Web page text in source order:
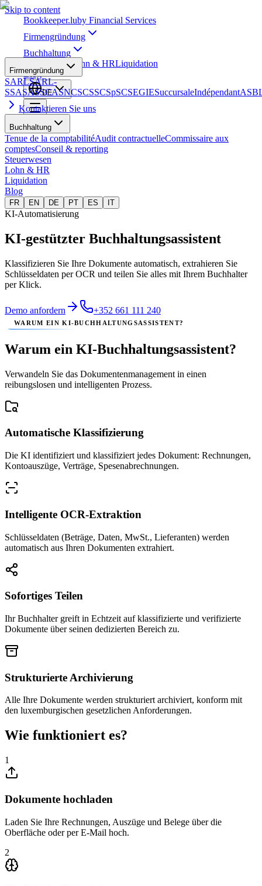
Skip to content
Bookkeeper.luby Financial Services
Firmengründung
Buchhaltung
Steuerwesen Lohn & HRLiquidation
Blog
DE
Firmengründung
SARLSARL-
SSASASSCASNCSCSSCSpSCSEGIESuccursaleIndépendant
Kontaktieren Sie uns
Buchhaltung
Tenue de la comptabilitéAudit contractuelleCommissaire aux
comptesConseil & reporting
Steuerwesen
Lohn & HR
Liquidation
Blog
FR EN DE PT ES IT
KI-Automatisierung
KI-gestützter Buchhaltungsassistent
Klassifizieren Sie Ihre Dokumente automatisch, extrahieren Sie
Schlüsseldaten per OCR und teilen Sie alles mit Ihrem Buchhalter
per Klick.
Demo anfordern +352 661 111 240
WARUM EIN KI-BUCHHALTUNGSASSISTENT?
Warum ein KI-Buchhaltungsassistent?
Verwandeln Sie das Dokumentenmanagement in einen
reibungslosen und intelligenten Prozess.
Automatische Klassifizierung
Die KI identifiziert und klassifiziert jedes Dokument: Rechnungen,
Kontoauszüge, Verträge, Spesenabrechnungen.
Intelligente OCR-Extraktion
Schlüsseldaten (Beträge, Daten, MwSt., Lieferanten) werden
automatisch aus Ihren Dokumenten extrahiert.
Sofortiges Teilen
Ihr Buchhalter greift in Echtzeit auf klassifizierte und verifizierte
Dokumente über seinen dedizierten Bereich zu.
Strukturierte Archivierung
Alle Ihre Dokumente werden strukturiert archiviert, konform mit
den luxemburgischen gesetzlichen Anforderungen.
Wie funktioniert es?
1
Dokumente hochladen
Laden Sie Ihre Rechnungen, Auszüge und Belege über die
Oberfläche oder per E-Mail hoch.
2